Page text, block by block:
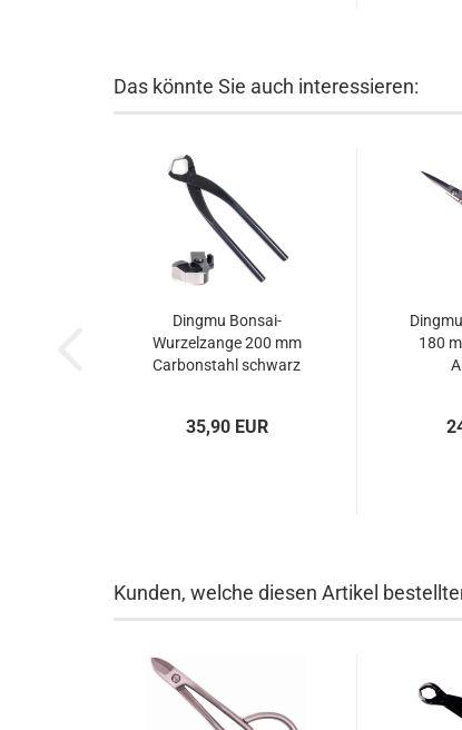
Das könnte Sie auch interessieren:
Dingmu Bonsai-
Wurzelzange 200 mm
Carbonstahl schwarz
35,90 EUR
180
Kunden, welche diesen Artikel